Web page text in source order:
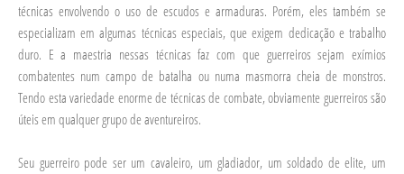
técnicas envolvendo o uso de escudos e armaduras. Porém, eles também se
especializam em algumas técnicas especiais, que exigem dedicação e trabalho
duro. E a maestria nessas técnicas faz com que guerreiros sejam exímios
combatentes num campo de batalha ou numa masmorra cheia de monstros.
Tendo esta variedade enorme de técnicas de combate, obviamente guerreiros são
úteis em qualquer grupo de aventureiros.
Seu guerreiro pode ser um cavaleiro, um gladiador, um soldado de elite, um